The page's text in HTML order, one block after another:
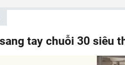
tay chuỗi 30 siêu